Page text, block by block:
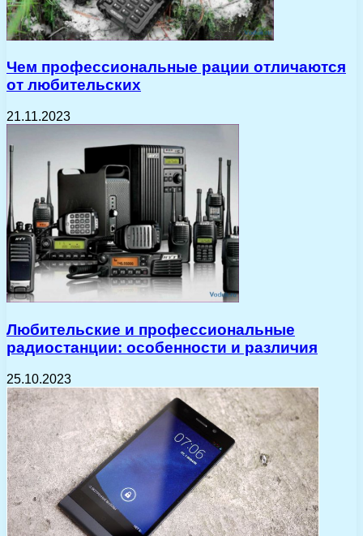
Чем профессиональные рации отличаются
от любительских
21.11.2023
Любительские и профессиональные
радиостанции: особенности и различия
25.10.2023